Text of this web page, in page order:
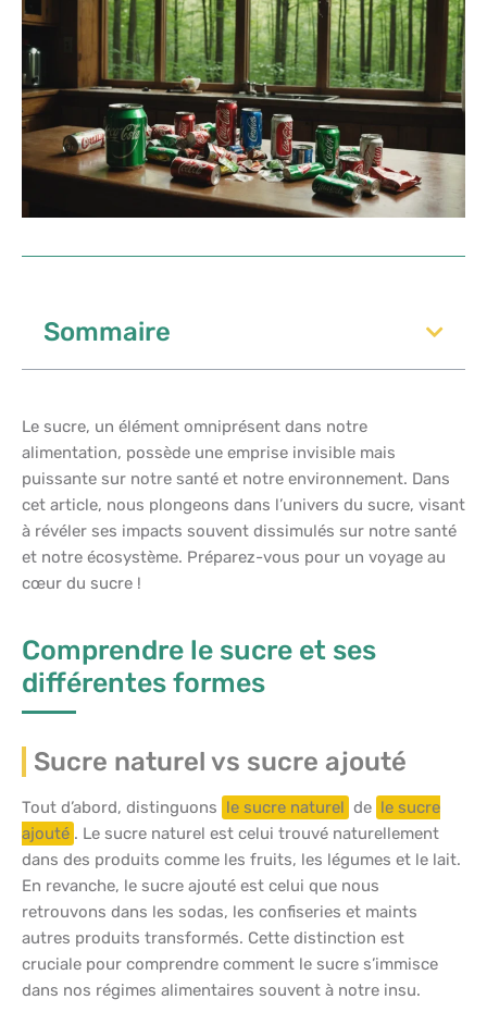
Sommaire
Le sucre, un élément omniprésent dans notre
alimentation, possède une emprise invisible mais
puissante sur notre santé et notre environnement. Dans
cet article, nous plongeons dans l’univers du sucre, visant
à révéler ses impacts souvent dissimulés sur notre santé
et notre écosystème. Préparez-vous pour un voyage au
cœur du sucre !
Comprendre le sucre et ses
différentes formes
Sucre naturel vs sucre ajouté
Tout d’abord, distinguons le sucre naturel de le sucre
ajouté . Le sucre naturel est celui trouvé naturellement
dans des produits comme les fruits, les légumes et le lait.
En revanche, le sucre ajouté est celui que nous
retrouvons dans les sodas, les confiseries et maints
autres produits transformés. Cette distinction est
cruciale pour comprendre comment le sucre s’immisce
dans nos régimes alimentaires souvent à notre insu.